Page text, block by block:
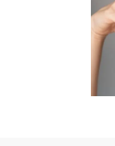
上記画面